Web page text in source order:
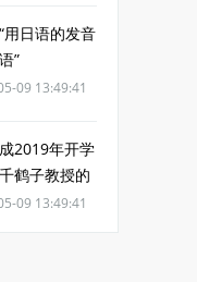
用日语的发音
”
09 13:49:41
2019年开学
鹤子教授的
09 13:49:41